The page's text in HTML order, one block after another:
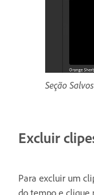
Seção
Excluir
Para excluir um
do tempo e clique